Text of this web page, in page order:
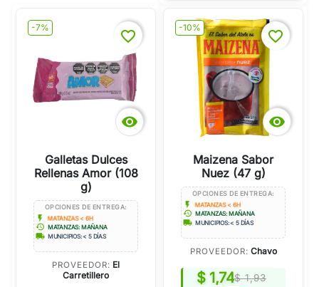
-7%

favorite_border
Galletas Dulces
Rellenas Amor (108
g)
OPCIONES DE ENTREGA:
flash_on MATANZAS < 6H
history MATANZAS: MAÑANA
local_shipping MUNICIPIOS: < 5 DÍAS
PROVEEDOR: El
Carretillero
-10%

favorite_border
Maizena Sabor
Nuez (47 g)
OPCIONES DE ENTREGA:
flash_on MATANZAS < 6H
history MATANZAS: MAÑANA
local_shipping MUNICIPIOS: < 5 DÍAS
PROVEEDOR: Chavo
$ 1,74$ 1,93